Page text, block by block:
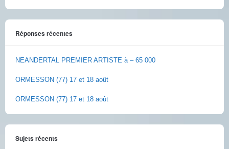
Réponses récentes
NEANDERTAL PREMIER ARTISTE à – 65 000
ORMESSON (77) 17 et 18 août
ORMESSON (77) 17 et 18 août
Sujets récents